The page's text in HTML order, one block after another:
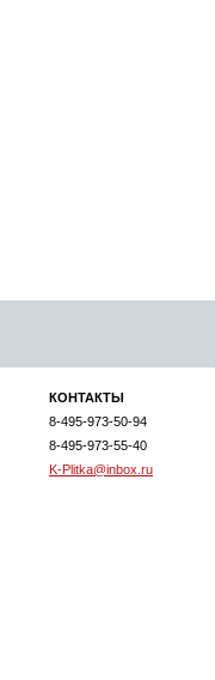
КОНТАКТЫ
8-495-973-50-94
8-495-973-55-40
K-Plitka@inbox.ru